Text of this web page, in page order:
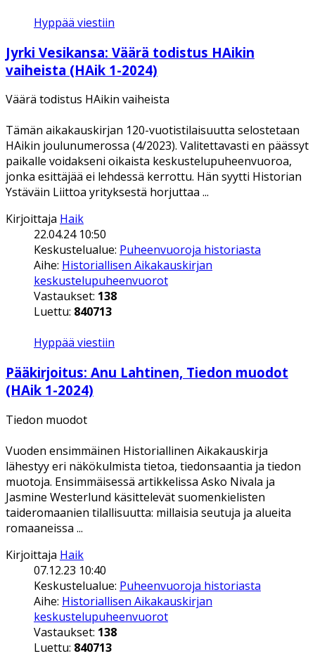
Hyppää viestiin
Jyrki Vesikansa: Väärä todistus HAikin
vaiheista (HAik 1-2024)
Väärä todistus HAikin vaiheista
Tämän aikakauskirjan 120-vuotistilaisuutta selostetaan
HAikin joulunumerossa (4/2023). Valitettavasti en päässyt
paikalle voidakseni oikaista keskustelupuheenvuoroa,
jonka esittäjää ei lehdessä kerrottu. Hän syytti Historian
Ystäväin Liittoa yrityksestä horjuttaa ...
Kirjoittaja Haik
22.04.24 10:50
Keskustelualue: Puheenvuoroja historiasta
Aihe: Historiallisen Aikakauskirjan
keskustelupuheenvuorot
Vastaukset: 138
Luettu: 840713
Hyppää viestiin
Pääkirjoitus: Anu Lahtinen, Tiedon muodot
(HAik 1-2024)
Tiedon muodot
Vuoden ensimmäinen Historiallinen Aikakauskirja
lähestyy eri näkökulmista tietoa, tiedonsaantia ja tiedon
muotoja. Ensimmäisessä artikkelissa Asko Nivala ja
Jasmine Westerlund käsittelevät suomenkielisten
taideromaanien tilallisuutta: millaisia seutuja ja alueita
romaaneissa ...
Kirjoittaja Haik
07.12.23 10:40
Keskustelualue: Puheenvuoroja historiasta
Aihe: Historiallisen Aikakauskirjan
keskustelupuheenvuorot
Vastaukset: 138
Luettu: 840713